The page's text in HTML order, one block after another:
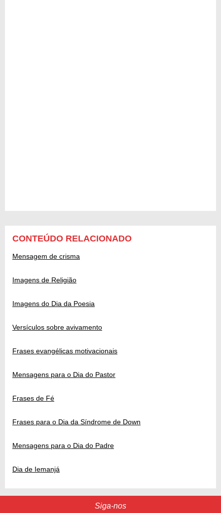
CONTEÚDO RELACIONADO
Mensagem de crisma
Imagens de Religião
Imagens do Dia da Poesia
Versículos sobre avivamento
Frases evangélicas motivacionais
Mensagens para o Dia do Pastor
Frases de Fé
Frases para o Dia da Síndrome de Down
Mensagens para o Dia do Padre
Dia de Iemanjá
Siga-nos